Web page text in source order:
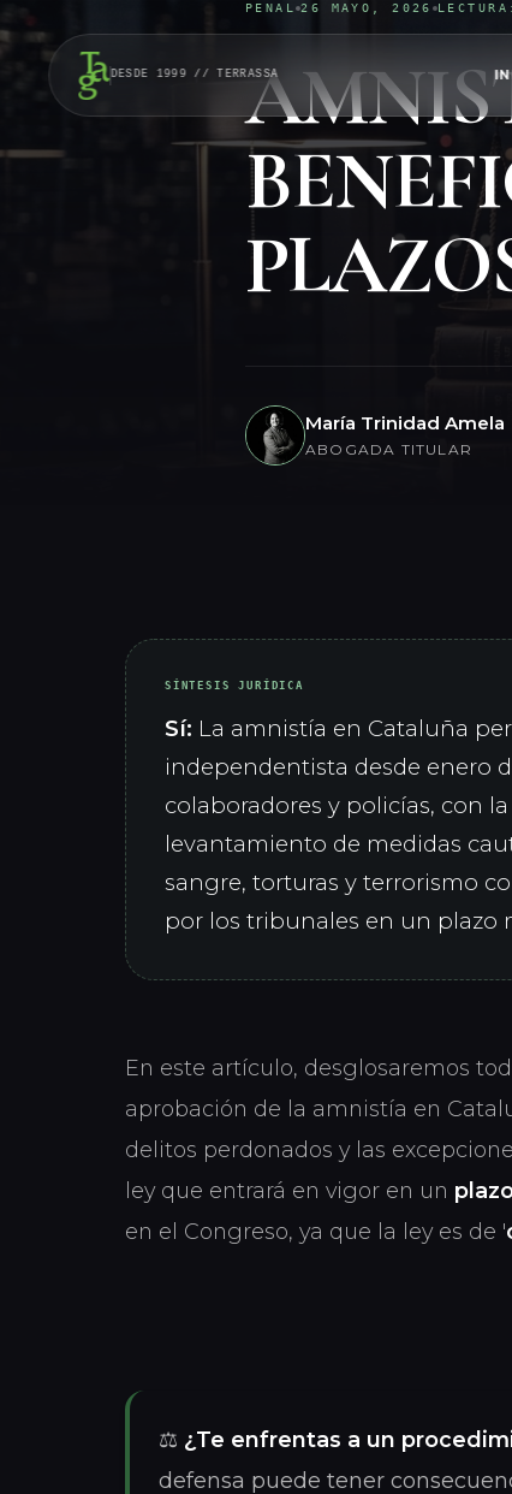
DESDE 1999 // TERRASSA
PENAL 26 MAYO, 2026
María Trinidad Amela
ABOGADA TITULAR
SÍNTESIS JURÍDICA
Sí: La amnistía en Cataluña
independentista desde enero
colaboradores y policías, con
levantamiento de medidas
sangre, torturas y terrorismo
por los tribunales en un plazo
En este artículo, desglosaremos
aprobación de la amnistía en
delitos perdonados y las
ley que entrará en vigor en un
en el Congreso, ya que la ley es de '
⚖️ ¿Te enfrentas a un
defensa puede tener